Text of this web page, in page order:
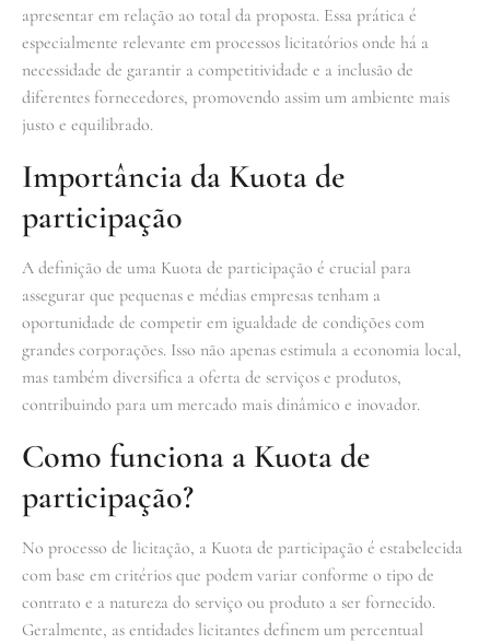
apresentar em relação ao total da proposta. Essa prática é
especialmente relevante em processos licitatórios onde há a
necessidade de garantir a competitividade e a inclusão de
diferentes fornecedores, promovendo assim um ambiente mais
justo e equilibrado.
Importância da Kuota de
participação
A definição de uma Kuota de participação é crucial para
assegurar que pequenas e médias empresas tenham a
oportunidade de competir em igualdade de condições com
grandes corporações. Isso não apenas estimula a economia local,
mas também diversifica a oferta de serviços e produtos,
contribuindo para um mercado mais dinâmico e inovador.
Como funciona a Kuota de
participação?
No processo de licitação, a Kuota de participação é estabelecida
com base em critérios que podem variar conforme o tipo de
contrato e a natureza do serviço ou produto a ser fornecido.
Geralmente, as entidades licitantes definem um percentual